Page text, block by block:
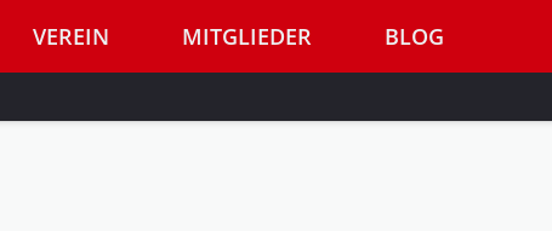
VEREIN MITGLIEDER BLOG